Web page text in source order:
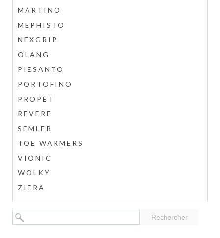
MARTINO
MEPHISTO
NEXGRIP
OLANG
PIESANTO
PORTOFINO
PROPÉT
REVERE
SEMLER
TOE WARMERS
VIONIC
WOLKY
ZIERA
Rechercher